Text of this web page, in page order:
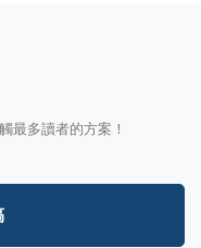
最多讀者的方案！